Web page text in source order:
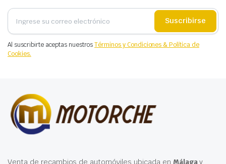
Suscribirse
Al suscribirte aceptas nuestrosTérminos y Condiciones & Política de
Cookies.
Venta de recambios de automóviles ubicada en Málagay